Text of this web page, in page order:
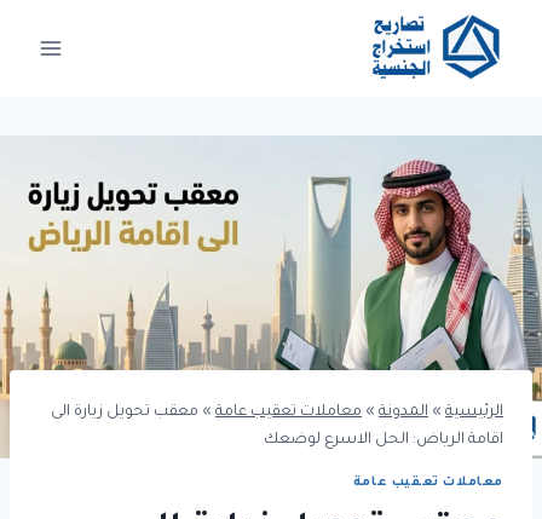
المحتوى
الرئيسية » المدونة » معاملات تعقيب عامة » معقب تحويل زيارة الى
اقامة الرياض: الحل الاسرع لوضعك
معاملات تعقيب عامة